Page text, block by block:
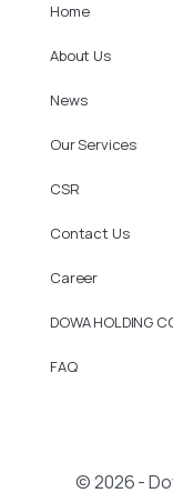
Home
About Us
News
Our Services
CSR
Contact Us
Career
DOWA HOLDING
FAQ
© 2026 -